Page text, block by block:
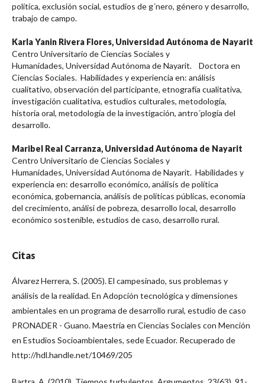
política, exclusión social, estudios de g´nero, género y desarrollo,
trabajo de campo.
Karla Yanin Rivera Flores, Universidad Autónoma de Nayarit
Centro Universitario de Ciencias Sociales y
Humanidades, Universidad Autónoma de Nayarit. Doctora en
Ciencias Sociales. Habilidades y experiencia en: análisis
cualitativo, observación del participante, etnografía cualitativa,
investigación cualitativa, estudios culturales, metodología,
historia oral, metodología de la investigación, antro´plogía del
desarrollo.
Maribel Real Carranza, Universidad Autónoma de Nayarit
Centro Universitario de Ciencias Sociales y
Humanidades, Universidad Autónoma de Nayarit. Habilidades y
experiencia en: desarrollo económico, análisis de política
económica, gobernancia, análisis de políticas públicas, economía
del crecimiento, análisi de pobreza, desarrollo local, desarrollo
económico sostenible, estudios de caso, desarrollo rural.
Citas
Álvarez Herrera, S. (2005). El campesinado, sus problemas y
análisis de la realidad. En Adopción tecnológica y dimensiones
ambientales en un programa de desarrollo rural, estudio de caso
PRONADER - Guano. Maestría en Ciencias Sociales con Mención
en Estudios Socioambientales, sede Ecuador. Recuperado de
http://hdl.handle.net/10469/205